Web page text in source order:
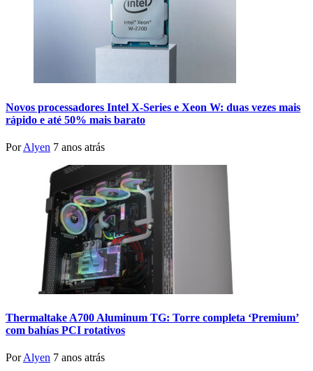
Novos processadores Intel X-Series e Xeon W: duas vezes mais
rápido e até 50% mais barato
PorAlyen 7 anos atrás
Thermaltake A700 Aluminum TG: Torre completa ‘Premium’
com bahías PCI rotativos
PorAlyen 7 anos atrás